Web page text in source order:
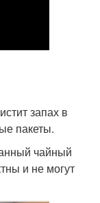
запах в
пакеты.
чайный
и не могут